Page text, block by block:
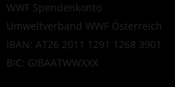
WWF Spendenkonto
Umweltverband WWF Österreich
IBAN: AT26 2011 1291 1268 3901
BIC: GIBAATWWXXX